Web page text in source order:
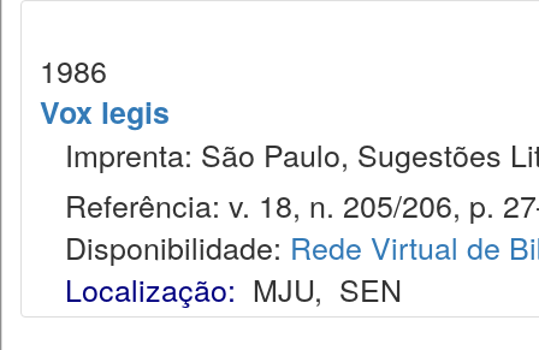
1986
Vox legis
Imprenta: São Paulo, Sugestões
Referência: v. 18, n. 205/206, p.
Disponibilidade: Rede Virtual de
Localização: MJU, SEN